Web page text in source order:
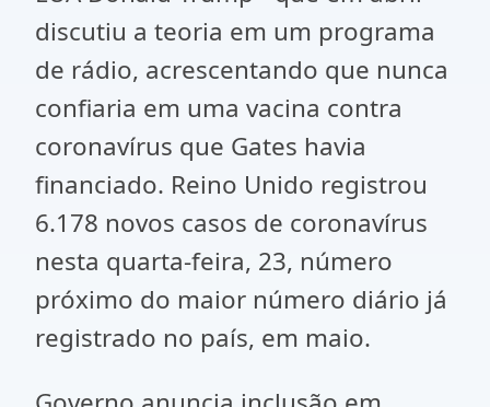
discutiu a teoria em um programa
de rádio, acrescentando que nunca
confiaria em uma vacina contra
coronavírus que Gates havia
financiado. Reino Unido registrou
6.178 novos casos de coronavírus
nesta quarta-feira, 23, número
próximo do maior número diário já
registrado no país, em maio.